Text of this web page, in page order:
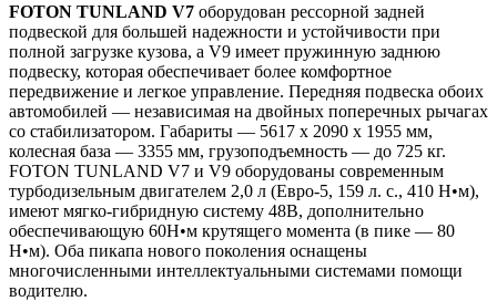
FOTON TUNLAND V7 оборудован рессорной задней
подвеской для большей надежности и устойчивости при
полной загрузке кузова, а V9 имеет пружинную заднюю
подвеску, которая обеспечивает более комфортное
передвижение и легкое управление. Передняя подвеска обоих
автомобилей — независимая на двойных поперечных рычагах
со стабилизатором. Габариты — 5617 х 2090 х 1955 мм,
колесная база — 3355 мм, грузоподъемность — до 725 кг.
FOTON TUNLAND V7 и V9 оборудованы современным
турбодизельным двигателем 2,0 л (Евро-5, 159 л. с., 410 Н•м),
имеют мягко-гибридную систему 48В, дополнительно
обеспечивающую 60Н•м крутящего момента (в пике — 80
Н•м). Оба пикапа нового поколения оснащены
многочисленными интеллектуальными системами помощи
водителю.